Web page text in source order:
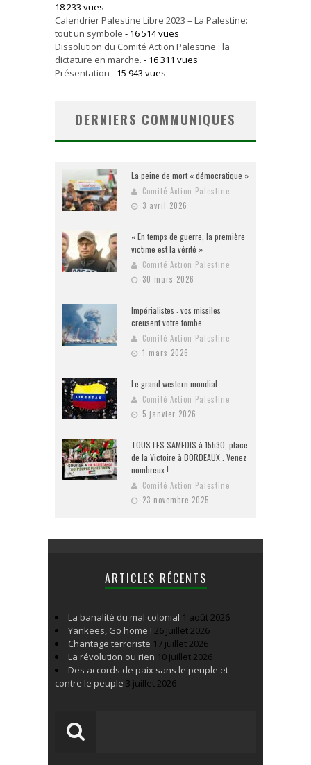
18 233 vues
Calendrier Palestine Libre 2023 – La Palestine:
tout un symbole - 16 514 vues
Dissolution du Comité Action Palestine : la
dictature en marche. - 16 311 vues
Présentation - 15 943 vues
DERNIERS COMMUNIQUES
La peine de mort « démocratique »
Comité Action Palestine
3 avril 2026
« En temps de guerre, la première
victime est la vérité »
Comité Action Palestine
30 mars 2026
Impérialistes : vos missiles
creusent votre tombe
Comité Action Palestine
1 mars 2026
Le grand western mondial
Comité Action Palestine
5 janvier 2026
TOUS LES SAMEDIS à 15h30, place
de la Victoire à BORDEAUX . Venez
nombreux !
Comité Action Palestine
23 novembre 2025
ARTICLES RÉCENTS
La banalité du mal colonial 1 août 2026
Yankees, Go home ! 26 juillet 2026
Chantage terroriste 17 juillet 2026
La révolution ou rien 10 juillet 2026
Des accords de paix sans le peuple et
contre le peuple 3 juillet 2026